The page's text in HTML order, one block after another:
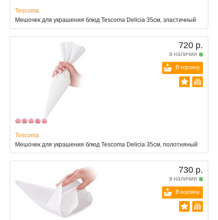
Tescoma
Мешочек для украшения блюд Tescoma Delicia 35см, эластичный
720 р.
в наличии
В корзину
Tescoma
Мешочек для украшения блюд Tescoma Delicia 35cм, полотняный
730 р.
в наличии
В корзину